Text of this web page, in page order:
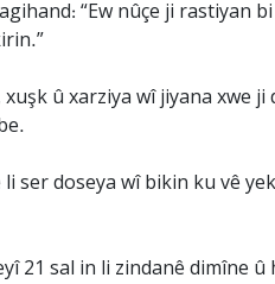
“Ew nûçe ji rastiyan
û xarziya wî jiyana xwe
ser doseya wî bikin ku vê
21 sal in li zindanê dimîne